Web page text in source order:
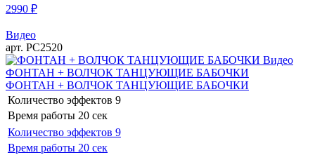
2990 ₽
Видео
арт. РС2520
Видео
ФОНТАН + ВОЛЧОК ТАНЦУЮЩИЕ БАБОЧКИ
ФОНТАН + ВОЛЧОК ТАНЦУЮЩИЕ БАБОЧКИ
Количество эффектов 9
Время работы 20 сек
Количество эффектов 9
Время работы 20 сек